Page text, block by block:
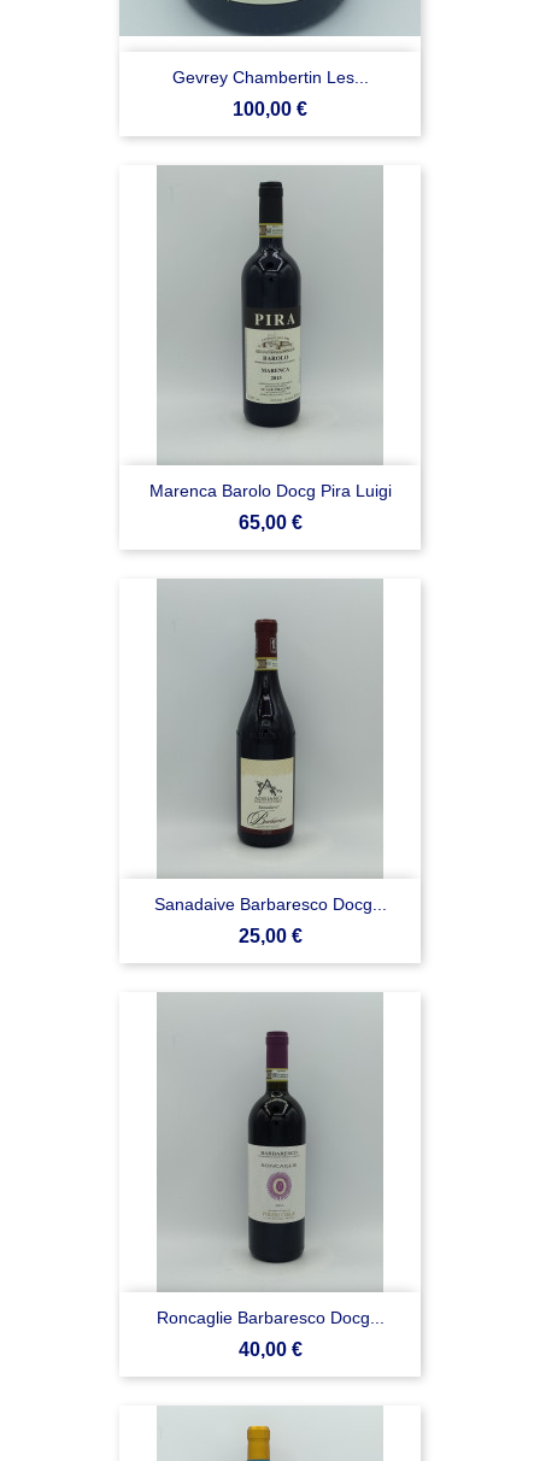
Gevrey Chambertin Les...
Prezzo
100,00 €
Marenca Barolo Docg Pira Luigi
Prezzo
65,00 €
Sanadaive Barbaresco Docg...
Prezzo
25,00 €
Roncaglie Barbaresco Docg...
Prezzo
40,00 €